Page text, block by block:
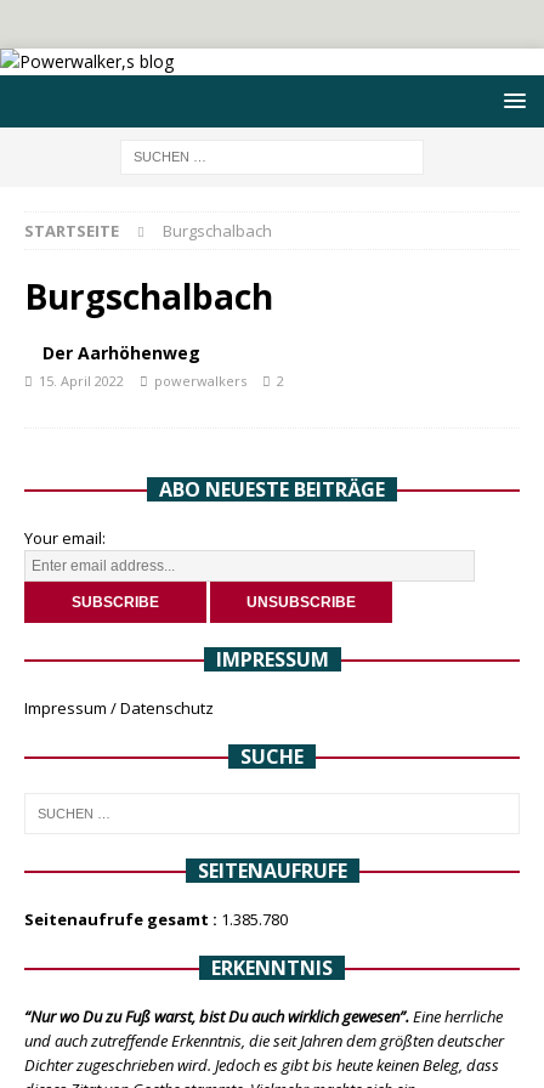
STARTSEITE Burgschalbach
Burgschalbach
Der Aarhöhenweg
15. April 2022 powerwalkers 2
ABO NEUESTE BEITRÄGE
Your email:
IMPRESSUM
Impressum / Datenschutz
SUCHE
SEITENAUFRUFE
Seitenaufrufe gesamt : 1.385.780
ERKENNTNIS
“Nur wo Du zu Fuß warst, bist Du auch wirklich gewesen”.Eine herrliche
und auch zutreffende Erkenntnis, die seit Jahren dem größten deutscher
Dichter zugeschrieben wird. Jedoch es gibt bis heute keinen Beleg, dass